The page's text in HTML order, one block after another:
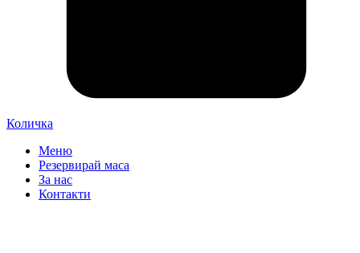
Количка
Меню
Резервирай маса
За нас
Контакти